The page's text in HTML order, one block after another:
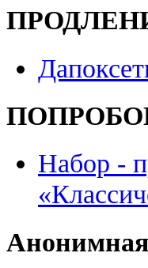
Набор -
Анонимная